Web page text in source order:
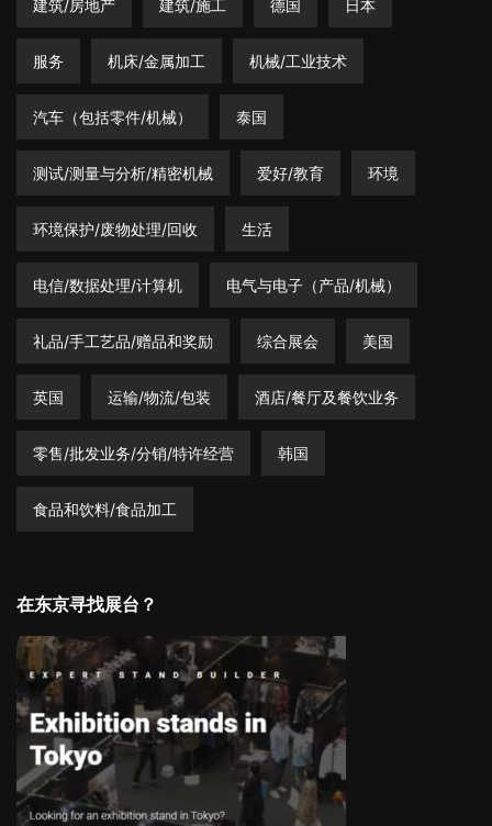
建筑/房地产 建筑/施工 德国 日本
服务 机床/金属加工 机械/工业技术
汽车（包括零件/机械） 泰国
测试/测量与分析/精密机械 爱好/教育 环境
环境保护/废物处理/回收 生活
电信/数据处理/计算机 电气与电子（产品/机械）
礼品/手工艺品/赠品和奖励 综合展会 美国
英国 运输/物流/包装 酒店/餐厅及餐饮业务
零售/批发业务/分销/特许经营 韩国
食品和饮料/食品加工
在东京寻找展台？